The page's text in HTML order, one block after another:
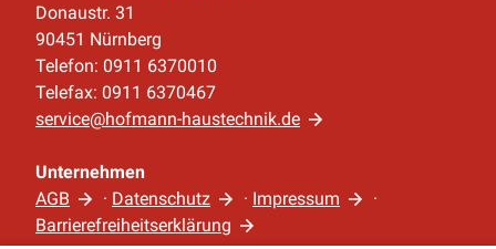
Donaustr. 31
90451 Nürnberg
Telefon: 0911 6370010
Telefax: 0911 6370467
service@hofmann-haustechnik.de
Unternehmen
AGB
· Datenschutz · Impressum
·
Barrierefreiheitserklärung